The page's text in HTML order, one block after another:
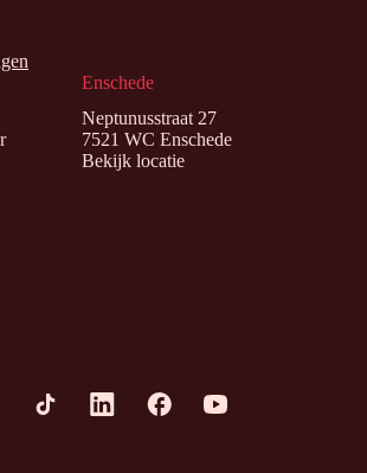
Enschede
Neptunusstraat 27
7521 WC Enschede
Bekijk locatie